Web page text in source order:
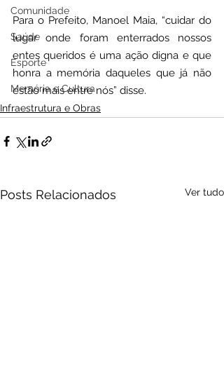
Comunidade
Saúde
Esporte
Memória e Cultura
Para o Prefeito, Manoel Maia, “cuidar do
lugar onde foram enterrados nossos
entes queridos é uma ação digna e que
honra a memória daqueles que já não
estão mais entre nós” disse.
Infraestrutura e Obras
Posts Relacionados Ver tudo